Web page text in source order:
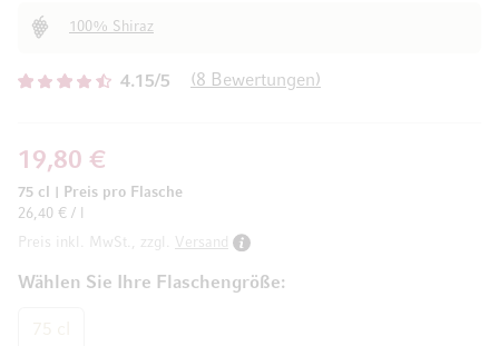
4.15/5 8 Bewertungen
100% Shiraz
Wählen Sie Ihre Flaschengröße
19,80 €
75 cl
Preis pro Flasche
26,40 € / l
Preis inkl. MwSt., zzgl.
Versand